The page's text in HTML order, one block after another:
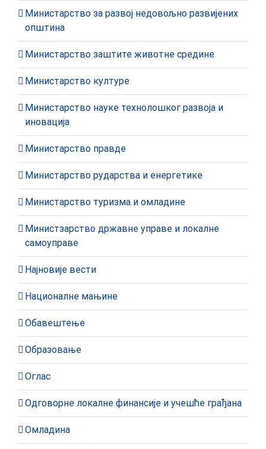
Министарство за развој недовољно развијених
општина
Министарство заштите животне средине
Министарство културе
Министарство науке технолошког развоја и
иновација
Министарство правде
Министарство рударства и енергетике
Министарство туризма и омладине
Министзарство државне управе и локалне
самоуправе
Најновије вести
Националне мањине
Обавештење
Образовање
Оглас
Одговорне локалне финансије и учешће грађана
Омладина